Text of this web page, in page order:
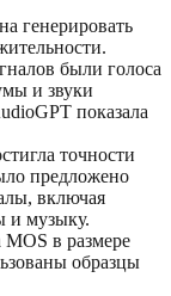
генерировать
были голоса
и звуки
показала
точности
предложено
включая
и музыку.
в размере
образцы